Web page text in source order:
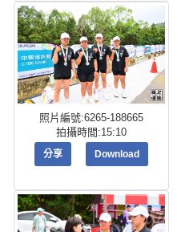
照片編號:6265-188665
拍攝時間:15:10
分享 Download